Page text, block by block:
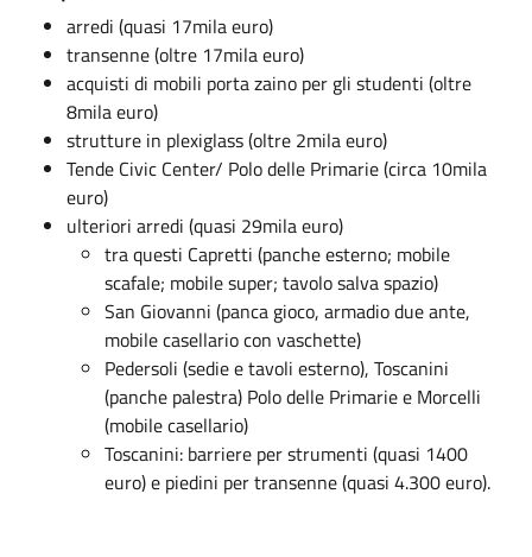
arredi (quasi 17mila euro)
transenne (oltre 17mila euro)
acquisti di mobili porta zaino per gli studenti (oltre
8mila euro)
strutture in plexiglass (oltre 2mila euro)
Tende Civic Center/ Polo delle Primarie (circa 10mila
euro)
ulteriori arredi (quasi 29mila euro)
tra questi Capretti (panche esterno; mobile
scafale; mobile super; tavolo salva spazio)
San Giovanni (panca gioco, armadio due ante,
mobile casellario con vaschette)
Pedersoli (sedie e tavoli esterno), Toscanini
(panche palestra) Polo delle Primarie e Morcelli
(mobile casellario)
Toscanini: barriere per strumenti (quasi 1400
euro) e piedini per transenne (quasi 4.300 euro).